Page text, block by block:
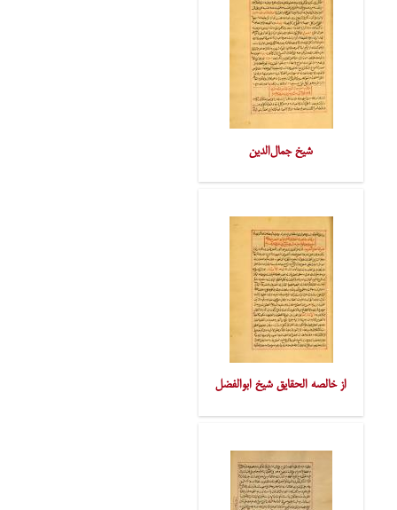
شیخ جمال‌الدین
از خالصه الحقایق شیخ ابوالفضل